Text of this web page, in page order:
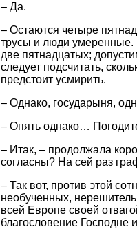
– Да.
– Остаются четыре
трусы и люди умеренные.
две пятнадцатых;
следует подсчитать,
предстоит усмирить.
– Однако, государыня,
– Опять однако…
– Итак, – продолжала
согласны? На сей раз
– Так вот, против этой
необученных,
всей Европе своей
благословение Господне